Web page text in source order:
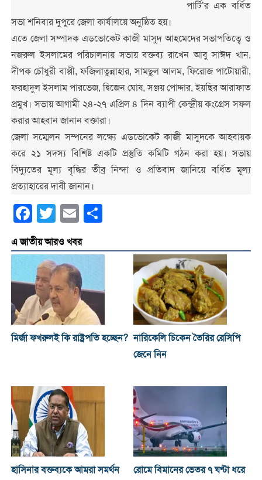
পার্টি’র এক বর্ধিত
সভা শনিবার দুপুরে জেলা কার্যালয়ে অনুষ্ঠিত হয়।
এতে জেলা সম্পাদক এডভোকেট কাজী মাসুদ আহমেদের সভাপতিত্বে ও
নজরুল ইসলামের পরিচালনায় সভায় বক্তব্য রাখেন আবু সাঈদ খান,
দীপক চৌধুরী বাপ্পী, ফজিলাতুন্নাহার, সামছুল আলম, ফিরোজ পাটোয়ারী,
ফরহাদুল ইসলাম পারভেজ, দ্বিজেন ঘোষ, সঞ্জয় পোদ্দার, ইয়ছির আরাফাত
প্রমুখ। সভায় আগামী ২৪-২৭ এপ্রিল ৪ দিন ব্যাপী কেন্দ্রীয় কংগ্রেস সফল
করার আহবান জানান বক্তারা।
জেলা সম্মেলন সম্পনের লক্ষ্যে এডভোকেট কাজী মাসুদকে আহবায়ক
করে ২১ সদস্য বিশিষ্ট একটি প্রস্তুতি কমিটি গঠন করা হয়। সভায়
বিদ্যুতের মূল্য বৃদ্ধির তীব্র নিন্দা ও প্রতিবাদ জানিয়ে বর্ধিত মূল্য
প্রত্যাহারের দাবী জানান।
Facebook
Twitter Email
এ জাতীয় আরও খবর
মির্জা ফখরুলই কি রাষ্ট্রপতি হচ্ছেন? নারিকেলি চিকেন তৈরির রেসিপি
জেনে নিন
হাসিনার বক্তব্যকে আমরা সমর্থন
রোমে বিমানের ভেতর ৭ ঘণ্টা ধরে